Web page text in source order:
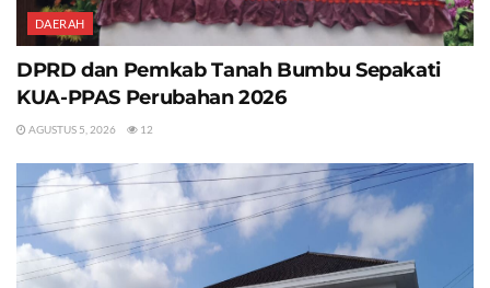
DAERAH
DPRD dan Pemkab Tanah Bumbu Sepakati
KUA-PPAS Perubahan 2026
AGUSTUS 5, 2026 12